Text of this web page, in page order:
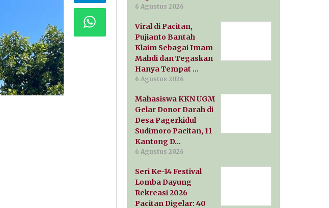
6 Agustus 2026
Viral di Pacitan,
Pujianto Bantah
Klaim Sebagai Imam
Mahdi dan Tegaskan
Hanya Tempat …
6 Agustus 2026
Mahasiswa KKN UGM
Gelar Donor Darah di
Desa Pagerkidul
Sudimoro Pacitan, 11
Kantong D…
6 Agustus 2026
Seri Ke-14 Festival
Lomba Dayung
Rekreasi 2026
Pacitan Digelar: 40